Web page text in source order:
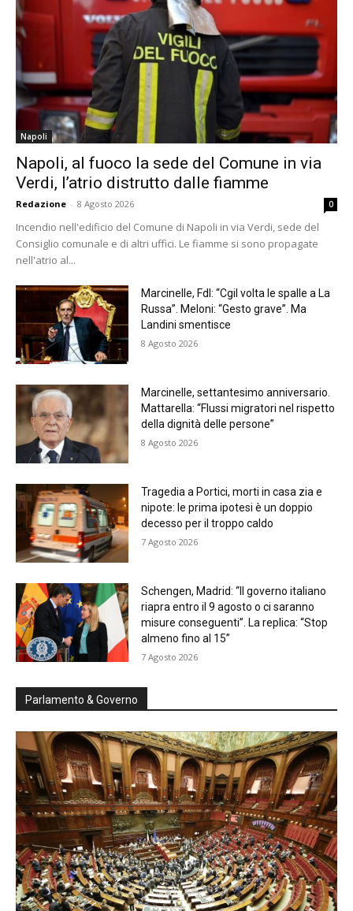
Napoli
Napoli, al fuoco la sede del Comune in via
Verdi, l’atrio distrutto dalle fiamme
Redazione - 8 Agosto 2026 0
Incendio nell'edificio del Comune di Napoli in via Verdi, sede del
Consiglio comunale e di altri uffici. Le fiamme si sono propagate
nell'atrio al...
Marcinelle, FdI: “Cgil volta le spalle a La
Russa”. Meloni: “Gesto grave”. Ma
Landini smentisce
8 Agosto 2026
Marcinelle, settantesimo anniversario.
Mattarella: “Flussi migratori nel rispetto
della dignità delle persone”
8 Agosto 2026
Tragedia a Portici, morti in casa zia e
nipote: le prima ipotesi è un doppio
decesso per il troppo caldo
7 Agosto 2026
Schengen, Madrid: “Il governo italiano
riapra entro il 9 agosto o ci saranno
misure conseguenti”. La replica: “Stop
almeno fino al 15”
7 Agosto 2026
Parlamento & Governo